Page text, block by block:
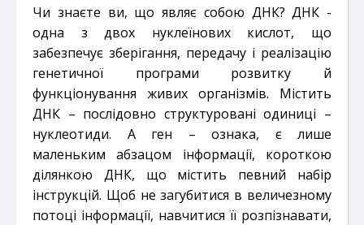
Чи знаєте ви, що являє собою ДНК? ДНК -
одна з двох нуклеїнових кислот, що
забезпечує зберігання, передачу і реалізацію
генетичної програми розвитку й
функціонування живих організмів. Містить
ДНК – послідовно структуровані одиниці –
нуклеотиди. А ген – ознака, є лише
маленьким абзацом інформації,
короткою
ділянкою ДНК, що містить певний набір
інструкцій. Щоб не загубитися в величезному
потоці інформації, навчитися її розпізнавати,